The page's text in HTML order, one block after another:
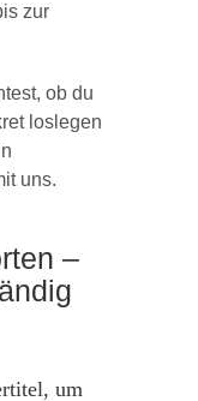
zur
ob du
loslegen
uns.
–
um